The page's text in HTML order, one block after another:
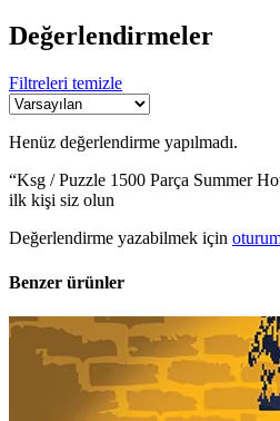
Değerlendirmeler
Filtreleri temizle
Henüz değerlendirme yapılmadı.
“Ksg / Puzzle 1500 Parça Summer
ilk kişi siz olun
Değerlendirme yazabilmek için
Benzer ürünler